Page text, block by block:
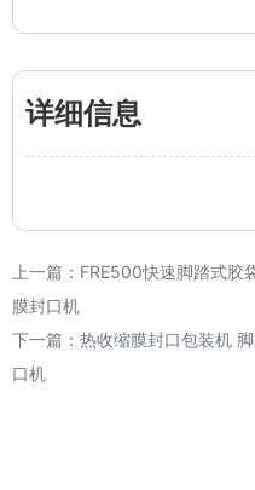
详细信息
上一篇： FRE500快速脚踏式胶
膜封口机
下一篇： 热收缩膜封口包装机
口机